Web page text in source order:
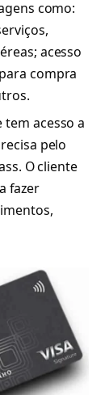
como:
acesso
compra
tem acesso a
pelo
O cliente
fazer